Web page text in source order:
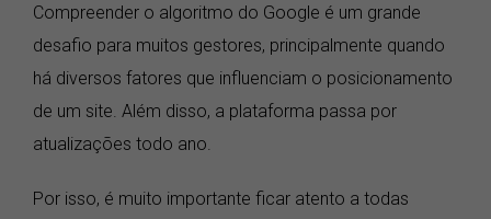
Compreender o algoritmo do Google é um grande
desafio para muitos gestores, principalmente quando
há diversos fatores que influenciam o posicionamento
de um site. Além disso, a plataforma passa por
atualizações todo ano.
Por isso, é muito importante ficar atento a todas